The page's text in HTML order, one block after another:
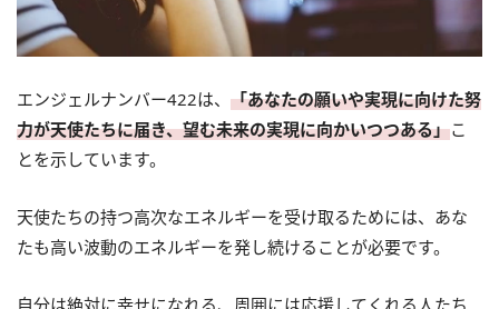
エンジェルナンバー422は、 「あなたの願いや実現に向けた努
力が天使たちに届き、望む未来の実現に向かいつつある」こ
とを示しています。
天使たちの持つ高次なエネルギーを受け取るためには、あな
たも高い波動のエネルギーを発し続けることが必要です。